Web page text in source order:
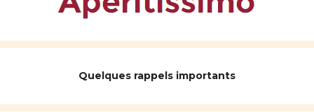
Quelques rappels importants